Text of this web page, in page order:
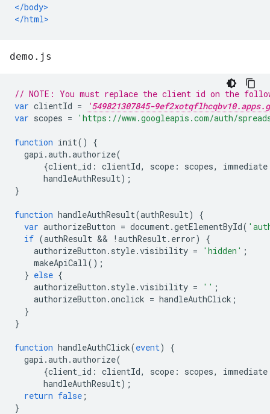
</body>
</html>
demo.js
// NOTE: You must replace the client id on the
var clientId =
'549821307845-
var scopes = 'https://www.googleapis.com/auth/
function init()
{
gapi .auth .authorize(
{client_id : clientId, scope : scopes, immediate
handleAuthResult);
}
function handleAuthResult(authResult)
{
var authorizeButton = document .getElementById(
if (authResult && ! authResult . error)
{
authorizeButton . style.visibility = 'hidden' ;
makeApiCall ();
} else {
authorizeButton . style.visibility = '' ;
authorizeButton .onclick = handleAuthClick ;
}
}
function handleAuthClick(event)
{
gapi .auth .authorize(
{client_id : clientId, scope : scopes, immediate
handleAuthResult);
return false ;
}